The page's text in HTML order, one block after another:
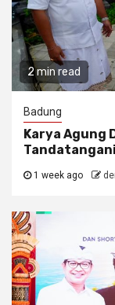
2 min read
Badung
Karya Agung
1 week ago